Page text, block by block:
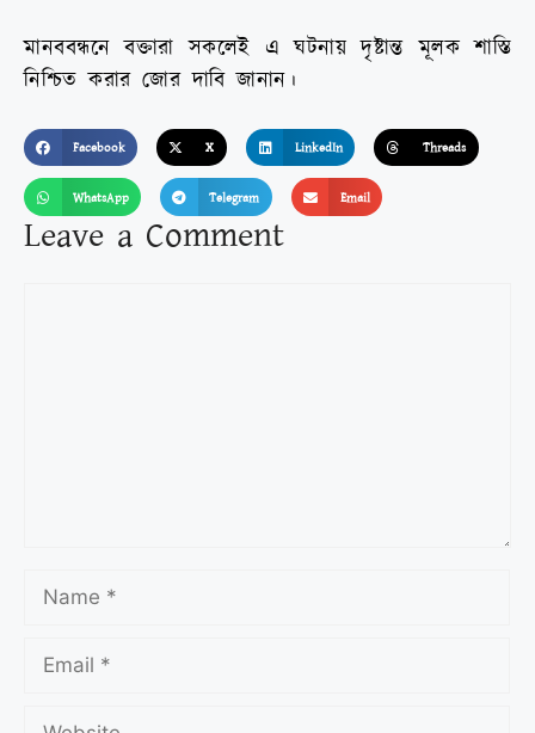
মানববন্ধনে বক্তারা সকলেই এ ঘটনায় দৃষ্টান্ত মূলক শাস্তি
নিশ্চিত করার জোর দাবি জানান।
Facebook X LinkedIn Threads
WhatsApp Telegram Email
Leave a Comment